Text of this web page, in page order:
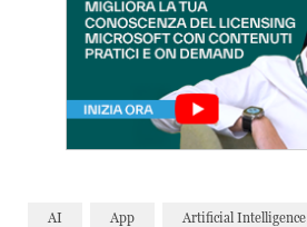
AI App Artificial Intelligence